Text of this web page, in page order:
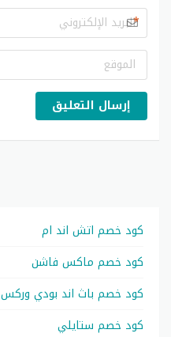
*
إرسال التعليق
كود خصم اتش اند ام
كود خصم ماكس فاشن
كود خصم باث اند بودي وركس
كود خصم ستايلي